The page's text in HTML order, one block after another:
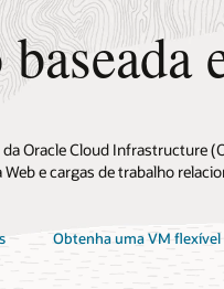
Oracle Cloud Infrastructure
e cargas de trabalho
Obtenha uma VM